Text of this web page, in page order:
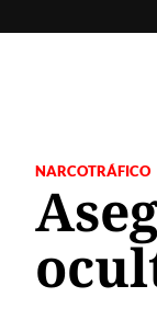
NARCOTRÁFICO